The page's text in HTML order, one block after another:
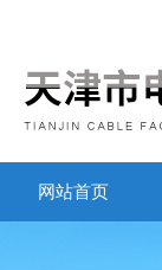
网站首页